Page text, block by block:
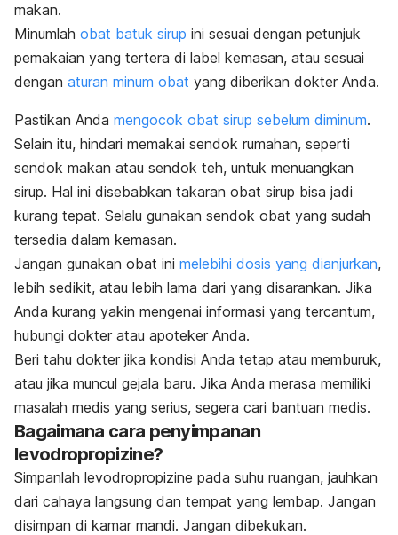
makan.
Minumlah obat batuk sirup ini sesuai dengan petunjuk
pemakaian yang tertera di label kemasan, atau sesuai
dengan aturan minum obat yang diberikan dokter Anda.
Pastikan Anda mengocok obat sirup sebelum diminum.
Selain itu, hindari memakai sendok rumahan, seperti
sendok makan atau sendok teh, untuk menuangkan
sirup. Hal ini disebabkan takaran obat sirup bisa jadi
kurang tepat. Selalu gunakan sendok obat yang sudah
tersedia dalam kemasan.
Jangan gunakan obat ini melebihi dosis yang dianjurkan,
lebih sedikit, atau lebih lama dari yang disarankan. Jika
Anda kurang yakin mengenai informasi yang tercantum,
hubungi dokter atau apoteker Anda.
Beri tahu dokter jika kondisi Anda tetap atau memburuk,
atau jika muncul gejala baru. Jika Anda merasa memiliki
masalah medis yang serius, segera cari bantuan medis.
Bagaimana cara penyimpanan
levodropropizine?
Simpanlah levodropropizine pada suhu ruangan, jauhkan
dari cahaya langsung dan tempat yang lembap. Jangan
disimpan di kamar mandi. Jangan dibekukan.